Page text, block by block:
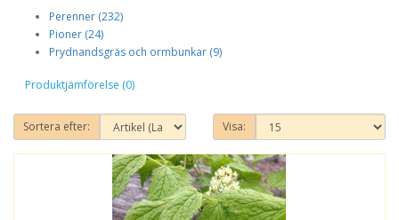
Perenner (232)
Pioner (24)
Prydnandsgräs och ormbunkar (9)
Produktjämförelse (0)
Sortera efter: Visa: